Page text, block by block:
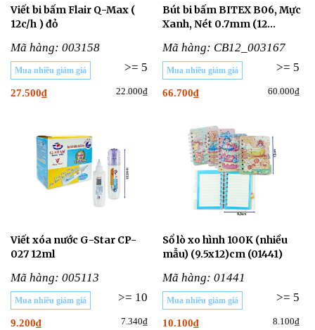
Viết bi bấm Flair Q-Max (
12c/h ) đỏ
Mã hàng: 003158
>= 5
Mua nhiều giảm giá
27.500₫ 22.000₫
Bút bi bấm BITEX B06, Mực
Xanh, Nét 0.7mm (12
Mã hàng: CB12_003167
>= 5
Mua nhiều giảm giá
66.700₫ 60.000₫
Viết xóa nước G-Star CP-
027 12ml
Mã hàng: 005113
Mua nhiều giảm giá >= 10
9.200₫ 7.340₫
Sổ lò xo hình 100K (nhiều
mẫu) (9.5x12)cm (01441)
Mã hàng: 01441
Mua nhiều giảm giá >= 5
10.100₫ 8.100₫